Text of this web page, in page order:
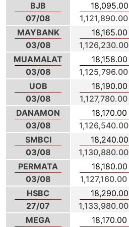
BJB
07/08
18,095.00
1,121,890.00
MAYBANK
03/08
18,165.00
1,126,230.00
MUAMALAT
03/08
18,158.00
1,125,796.00
UOB
03/08
18,190.00
1,127,780.00
DANAMON
03/08
18,170.00
1,126,540.00
SMBCI
03/08
18,240.00
1,130,880.00
PERMATA
03/08
18,180.00
1,127,160.00
HSBC
27/07
18,290.00
1,133,980.00
MEGA
18,170.00